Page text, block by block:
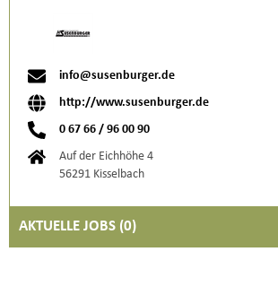
info@susenburger.de
http://www.susenburger.de
0 67 66 / 96 00 90
Auf der Eichhöhe 4
56291 Kisselbach
AKTUELLE JOBS (0)